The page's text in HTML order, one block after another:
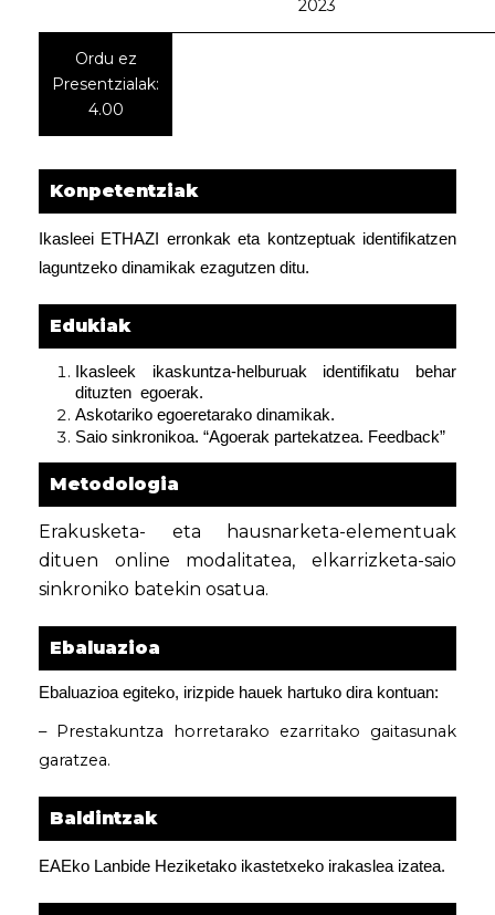
2023
Ordu ez
Presentzialak:
4.00
Konpetentziak
Ikasleei ETHAZI erronkak eta kontzeptuak identifikatzen
laguntzeko dinamikak ezagutzen ditu.
Edukiak
Ikasleek  ikaskuntza-helburuak  identifikatu  behar
dituzten  egoerak.
Askotariko egoeretarako dinamikak.
Saio sinkronikoa. “Agoerak partekatzea. Feedback”
Metodologia
Erakusketa- eta hausnarketa-elementuak
dituen online modalitatea, elkarrizketa-saio
sinkroniko batekin osatua.
Ebaluazioa
Ebaluazioa egiteko, irizpide hauek hartuko dira kontuan:
– Prestakuntza horretarako ezarritako gaitasunak
garatzea.
Baldintzak
EAEko Lanbide Heziketako ikastetxeko irakaslea izatea.